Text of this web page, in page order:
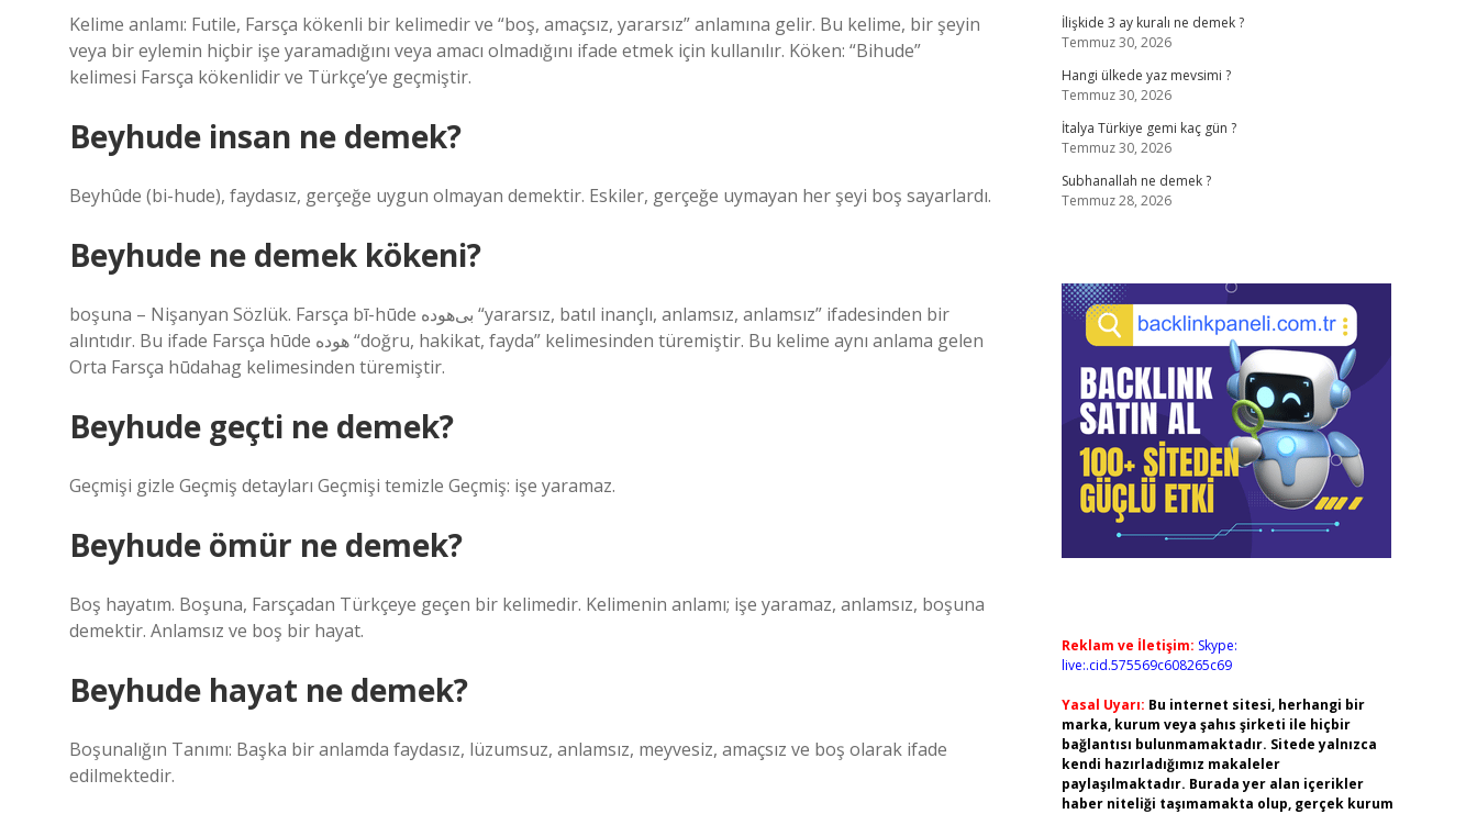
Kelime anlamı: Futile, Farsça kökenli bir kelimedir ve “boş, amaçsız, yararsız” anlamına gelir. Bu kelime, bir şeyin
veya bir eylemin hiçbir işe yaramadığını veya amacı olmadığını ifade etmek için kullanılır. Köken: “Bihude”
kelimesi Farsça kökenlidir ve Türkçe’ye geçmiştir.
Beyhude insan ne demek?
Beyhûde (bi-hude), faydasız, gerçeğe uygun olmayan demektir. Eskiler, gerçeğe uymayan her şeyi boş sayarlardı.
Beyhude ne demek kökeni?
boşuna – Nişanyan Sözlük. Farsça bī-hūde بی‌هوده “yararsız, batıl inançlı, anlamsız, anlamsız” ifadesinden bir
alıntıdır. Bu ifade Farsça hūde هوده “doğru, hakikat, fayda” kelimesinden türemiştir. Bu kelime aynı anlama gelen
Orta Farsça hūdahag kelimesinden türemiştir.
Beyhude geçti ne demek?
Geçmişi gizle Geçmiş detayları Geçmişi temizle Geçmiş: işe yaramaz.
Beyhude ömür ne demek?
Boş hayatım. Boşuna, Farsçadan Türkçeye geçen bir kelimedir. Kelimenin anlamı; işe yaramaz, anlamsız, boşuna
demektir. Anlamsız ve boş bir hayat.
Beyhude hayat ne demek?
Boşunalığın Tanımı: Başka bir anlamda faydasız, lüzumsuz, anlamsız, meyvesiz, amaçsız ve boş olarak ifade
edilmektedir.
İlişkide 3 ay kuralı ne demek ?
Temmuz 30, 2026
Hangi ülkede yaz mevsimi ?
Temmuz 30, 2026
İtalya Türkiye gemi kaç gün ?
Temmuz 30, 2026
Subhanallah ne demek ?
Temmuz 28, 2026
Reklam ve İletişim: Skype:
live:.cid.575569c608265c69
Yasal Uyarı: Bu internet sitesi, herhangi bir
marka, kurum veya şahıs şirketi ile hiçbir
bağlantısı bulunmamaktadır. Sitede yalnızca
kendi hazırladığımız makaleler
paylaşılmaktadır. Burada yer alan içerikler
haber niteliği taşımamakta olup, gerçek kurum